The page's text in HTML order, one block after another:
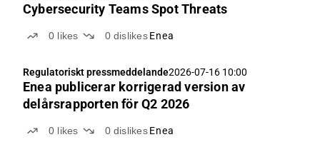
Cybersecurity Teams Spot Threats
0 likes 0 dislikes Enea
Regulatoriskt pressmeddelande2026-07-16 10:00
Enea publicerar korrigerad version av
delårsrapporten för Q2 2026
0 likes 0 dislikes Enea